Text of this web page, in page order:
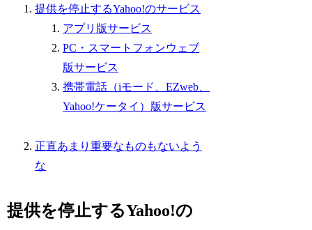
提供を停止するYahoo!のサービス
アプリ版サービス
PC・スマートフォンウェブ
版サービス
携帯電話（iモード、EZweb、
Yahoo!ケータイ）版サービス
正直あまり重要なものもないよう
な
提供を停止するYahoo!の